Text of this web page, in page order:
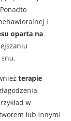
i
oparta na
terapie
w
lub innymi